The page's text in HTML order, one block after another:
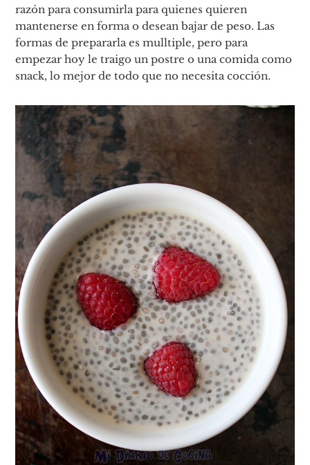
razón para consumirla para quienes quieren
mantenerse en forma o desean bajar de peso. Las
formas de prepararla es mulltiple, pero para
empezar hoy le traigo un postre o una comida como
snack, lo mejor de todo que no necesita cocción.